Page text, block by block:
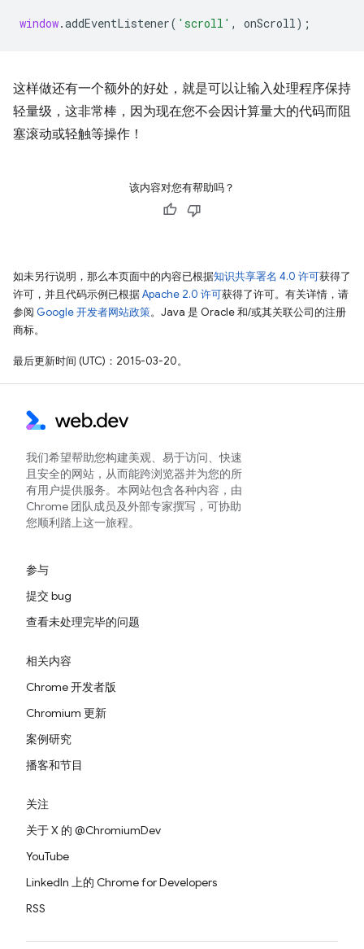
window.addEventListener( 'scroll' , onScroll);
这样做还有一个额外的好处，就是可以让输入处理程序保持
轻量级，这非常棒，因为现在您不会因计算量大的代码而阻
塞滚动或轻触等操作！
该内容对您有帮助吗？
如未另行说明，那么本页面中的内容已根据知识共享署名 4.0 许可获得了
许可，并且代码示例已根据Apache 2.0 许可获得了许可。有关详情，请
参阅 Google 开发者网站政策。Java 是 Oracle 和/或其关联公司的注册
商标。
最后更新时间 (UTC)：2015-03-20。
我们希望帮助您构建美观、易于访问、快速
且安全的网站，从而能跨浏览器并为您的所
有用户提供服务。本网站包含各种内容，由
Chrome 团队成员及外部专家撰写，可协助
您顺利踏上这一旅程。
参与
提交 bug
查看未处理完毕的问题
相关内容
Chrome 开发者版
Chromium 更新
案例研究
播客和节目
关注
关于 X 的 @ChromiumDev
YouTube
LinkedIn 上的 Chrome for Developers
RSS